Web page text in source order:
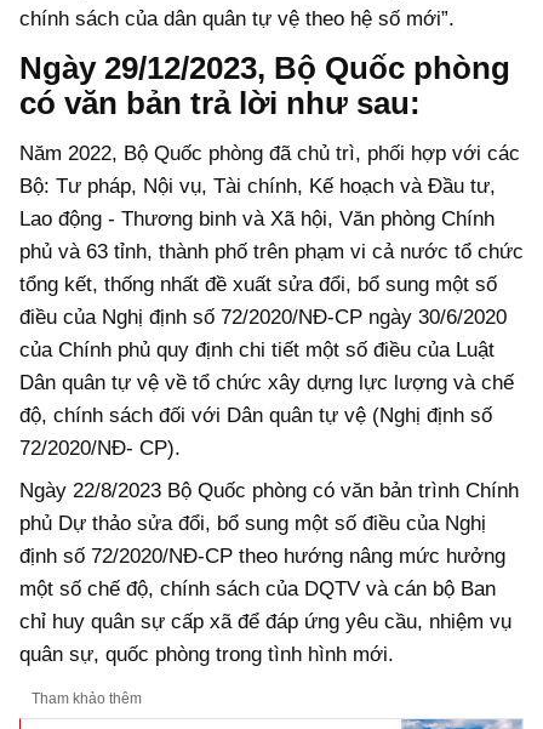
chính sách của dân quân tự vệ theo hệ số mới”.
Ngày 29/12/2023, Bộ Quốc phòng
có văn bản trả lời như sau:
Năm 2022, Bộ Quốc phòng đã chủ trì, phối hợp với các
Bộ: Tư pháp, Nội vụ, Tài chính, Kế hoạch và Đầu tư,
Lao động - Thương binh và Xã hội, Văn phòng Chính
phủ và 63 tỉnh, thành phố trên phạm vi cả nước tổ chức
tổng kết, thống nhất đề xuất sửa đổi, bổ sung một số
điều của Nghị định số 72/2020/NĐ-CP ngày 30/6/2020
của Chính phủ quy định chi tiết một số điều của Luật
Dân quân tự vệ về tổ chức xây dựng lực lượng và chế
độ, chính sách đối với Dân quân tự vệ (Nghị định số
72/2020/NĐ- CP).
Ngày 22/8/2023 Bộ Quốc phòng có văn bản trình Chính
phủ Dự thảo sửa đổi, bổ sung một số điều của Nghị
định số 72/2020/NĐ-CP theo hướng nâng mức hưởng
một số chế độ, chính sách của DQTV và cán bộ Ban
chỉ huy quân sự cấp xã để đáp ứng yêu cầu, nhiệm vụ
quân sự, quốc phòng trong tình hình mới.
Tham khảo thêm